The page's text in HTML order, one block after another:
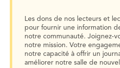
Les dons de nos lecteurs et
pour fournir une information
notre communauté. Joignez-
notre mission. Votre
notre capacité à offrir un
améliorer notre salle de